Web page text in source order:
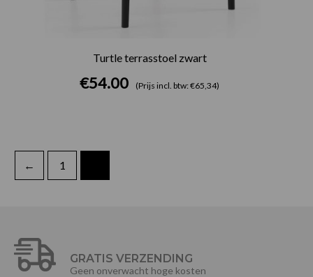
Turtle terrasstoel zwart
€54.00 (Prijs incl. btw: €65,34)
← 1
GRATIS VERZENDING
Geen onverwacht hoge kosten